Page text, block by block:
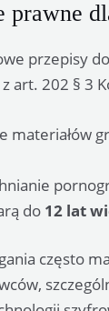
prawne
przepisy
art. 202 § 3
materiałów
do 12 lat
często